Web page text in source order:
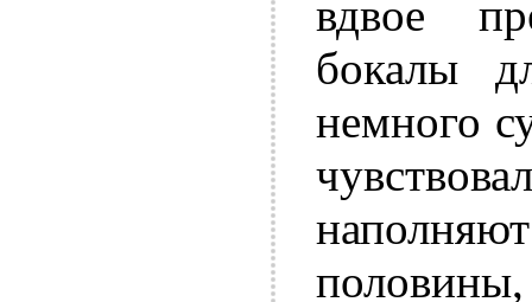
вдвое
бокалы
немного